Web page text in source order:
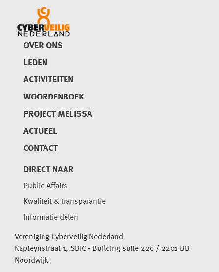
OVER ONS
LEDEN
ACTIVITEITEN
WOORDENBOEK
PROJECT MELISSA
ACTUEEL
CONTACT
DIRECT NAAR
Public Affairs
Kwaliteit & transparantie
Informatie delen
Vereniging Cyberveilig Nederland
Kapteynstraat 1, SBIC - Building suite 220 / 2201 BB
Noordwijk